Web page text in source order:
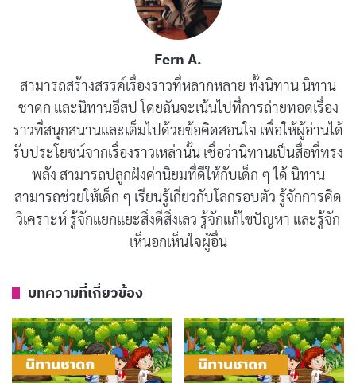
มิถุนายน 16, 2019
นิทานชาดก : ไก่ขันไม่เป็นเวลา
มิถุนายน 15, 2019
นิทานชาดก : นกกระจาบเจ้าปัญญา
มิถุนายน 15, 2019
นิทานชาดก : ตายเพราะปาก
มิถุนายน 15, 2019
” คนเมื่อไม่คิดก็ไม่ได้บรรลุคุณธรรมพิเศษ
Fern A.
สามารถสร้างสรรค์เรื่องราวที่หลากหลาย ทั้งนิทาน นิทาน
ชาดก และนิทานอีสป โดยฉันจะเน้นไปที่การถ่ายทอดเรื่อง
ราวที่สนุกสนานและเต็มไปด้วยข้อคิดสอนใจ เพื่อให้ผู้อ่านได้
รับประโยชน์จากเรื่องราวเหล่านั้น เชื่อว่านิทานเป็นสื่อที่ทรง
พลัง สามารถปลูกฝังค่านิยมที่ดีให้กับเด็ก ๆ ได้ นิทาน
สามารถช่วยให้เด็ก ๆ เรียนรู้เกี่ยวกับโลกรอบตัว รู้จักการคิด
วิเคราะห์ รู้จักแยกแยะสิ่งดีสิ่งเลว รู้จักแก้ไขปัญหา และรู้จัก
เห็นอกเห็นใจผู้อื่น
บทความที่เกี่ยวข้อง